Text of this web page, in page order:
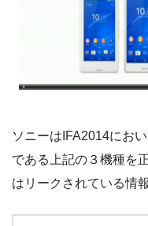
ソニーはIFA2014にお
である上記の３機種を
はリークされている情